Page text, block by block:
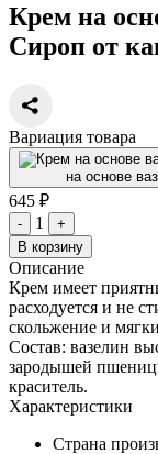
Крем на
Сироп от
Вариация товара
на основе
645 ₽
- 1
+
В корзину
Описание
Крем имеет
расходуется и не
скольжение и
Состав: вазелин
зародышей
краситель.
Характеристики
Страна